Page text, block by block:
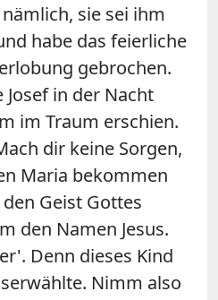
sie sei ihm
habe das feierliche
gebrochen.
in der Nacht
im Traum erschien.
dir keine Sorgen,
Maria bekommen
Geist Gottes
den Namen Jesus.
Denn dieses Kind
Nimm also